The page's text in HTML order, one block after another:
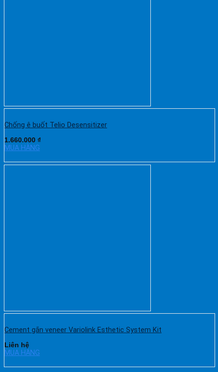
Chống ê buốt Telio Desensitizer
1.660.000 ₫
MUA HÀNG
Cement gắn veneer Variolink Esthetic System Kit
Liên hệ
MUA HÀNG